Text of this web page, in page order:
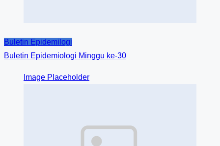
Buletin Epidemilogi
Buletin Epidemiologi Minggu ke-30
Image Placeholder